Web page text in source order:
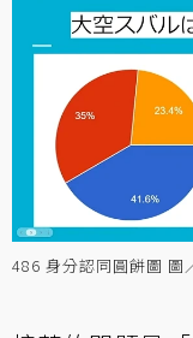
486 身分認同圓餅圖